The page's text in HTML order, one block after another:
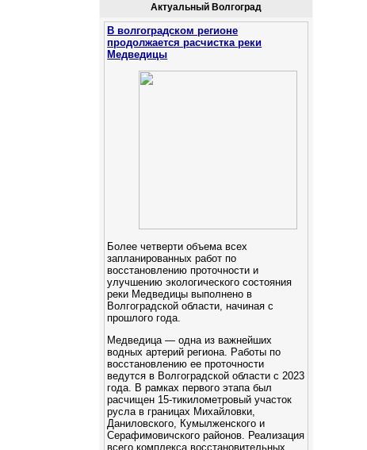
Актуальный Волгоград
В волгоградском регионе
продолжается расчистка реки
Медведицы
Более четверти объема всех
запланированных работ по
восстановлению проточности и
улучшению экологического состояния
реки Медведицы выполнено в
Волгоградской области, начиная с
прошлого года.
Медведица — одна из важнейших
водных артерий региона. Работы по
восстановлению ее проточности
ведутся в Волгоградской области с 2023
года. В рамках первого этапа был
расчищен 15-тикилометровый участок
русла в границах Михайловки,
Даниловского, Кумылженского и
Серафимовичского районов. Реализация
всего комплекса восстановительных